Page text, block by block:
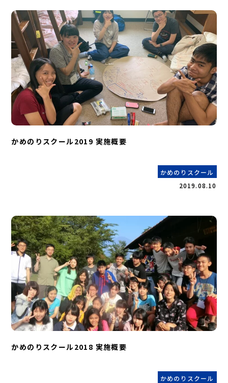
かめのりスクール2019 実施概要
かめのりスクール
2019.08.10
かめのりスクール2018 実施概要
かめのりスクール